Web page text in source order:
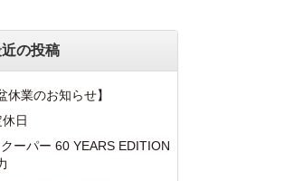
の投稿
休業のお知らせ】
日
ーパー 60 YEARS EDITION